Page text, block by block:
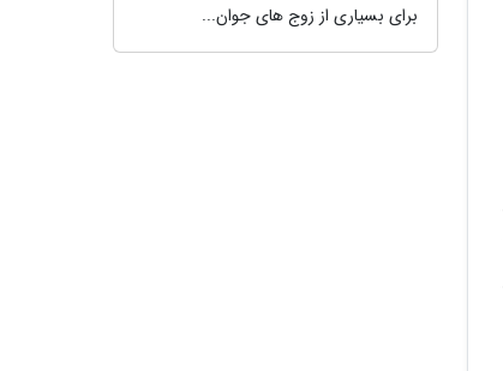
برای بسیاری از زوج های جوان...